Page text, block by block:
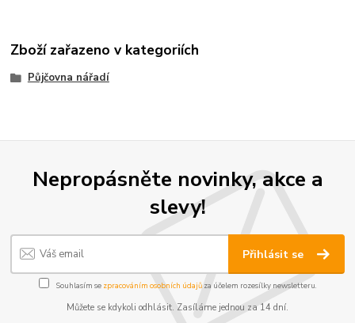
Zboží zařazeno v kategoriích
Půjčovna nářadí
Nepropásněte novinky, akce a
slevy!
Přihlásit se
Souhlasím se zpracováním osobních údajůza účelem rozesílky newsletteru.
Můžete se kdykoli odhlásit. Zasíláme jednou za 14 dní.